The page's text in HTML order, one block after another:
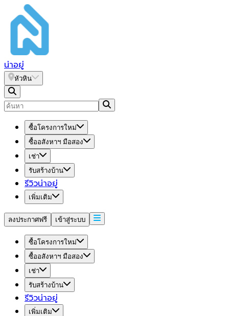
น่าอยู่
หัวหิน
ซื้อโครงการใหม่
ซื้ออสังหาฯ มือสอง
เช่า
รับสร้างบ้าน
รีวิวน่าอยู่
เพิ่มเติม
ลงประกาศฟรี เข้าสู่ระบบ
ซื้อโครงการใหม่
ซื้ออสังหาฯ มือสอง
เช่า
รับสร้างบ้าน
รีวิวน่าอยู่
เพิ่มเติม